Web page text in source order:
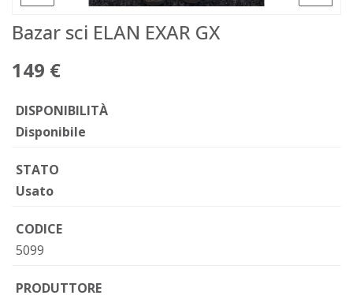
Bazar sci ELAN EXAR GX
149 €
DISPONIBILITÀ
Disponibile
STATO
Usato
CODICE
5099
PRODUTTORE